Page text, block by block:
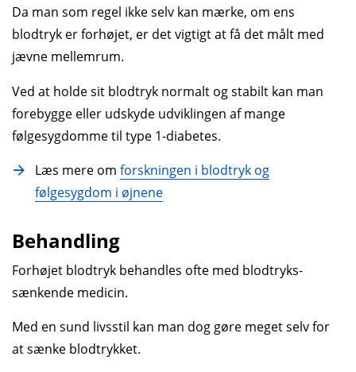
Da man som regel ikke selv kan mærke, om ens
blodtryk er forhøjet, er det vigtigt at få det målt med
jævne mellemrum.
Ved at holde sit blodtryk normalt og stabilt kan man
forebygge eller udskyde udviklingen af mange
følgesygdomme til type 1-diabetes.
Læs mere om forskningen i blodtryk og
følgesygdom i øjnene
Behandling
Forhøjet blod­tryk behandles ofte med blodtryks­
sænkende medicin.
Med en sund livs­stil kan man dog gøre meget selv for
at sænke blod­trykket.